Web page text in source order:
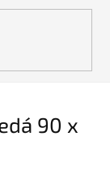
90 x